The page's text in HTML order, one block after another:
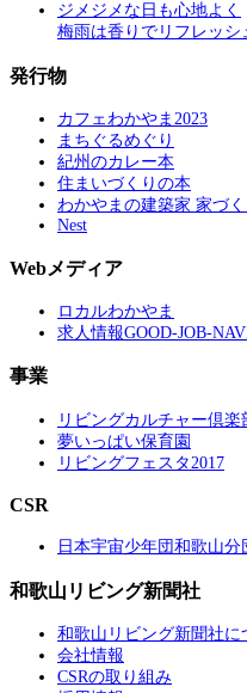
ジメジメな日も心地よく
梅雨は香りでリフレッシ
発行物
カフェわかやま2023
まちぐるめぐり
紀州のカレー本
住まいづくりの本
わかやまの建築家 家づ
Nest
Webメディア
ロカルわかやま
求人情報GOOD-JOB-
事業
リビングカルチャー倶楽
夢いっぱい保育園
リビングフェスタ2017
CSR
日本宇宙少年団和歌山分
和歌山リビング新聞社
和歌山リビング新聞社に
会社情報
CSRの取り組み